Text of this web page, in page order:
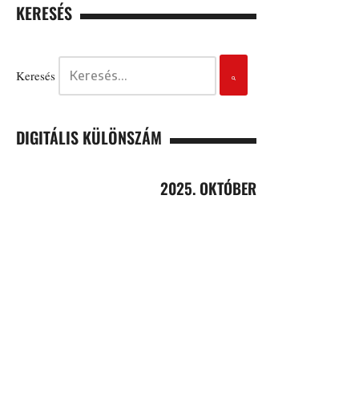
KERESÉS
Keresés
DIGITÁLIS KÜLÖNSZÁM
2025. OKTÓBER